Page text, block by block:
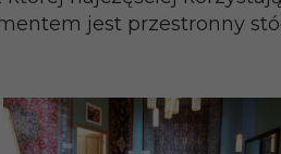
jest przestronny